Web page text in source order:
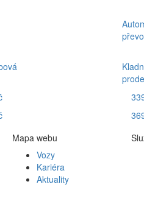
Mapa webu
Vozy
Kariéra
Aktuality